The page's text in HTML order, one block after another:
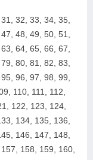
32, 33, 34, 35,
48, 49, 50, 51,
64, 65, 66, 67,
80, 81, 82, 83,
96, 97, 98, 99,
110, 111, 112,
122, 123, 124,
134, 135, 136,
146, 147, 148,
158, 159, 160,